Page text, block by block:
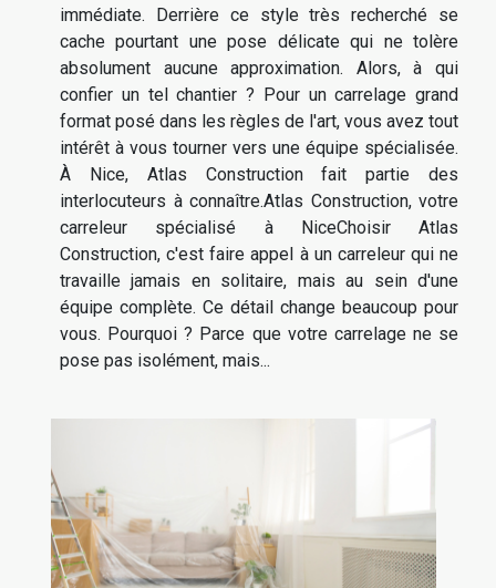
immédiate. Derrière ce style très recherché se
cache pourtant une pose délicate qui ne tolère
absolument aucune approximation. Alors, à qui
confier un tel chantier ? Pour un carrelage grand
format posé dans les règles de l'art, vous avez tout
intérêt à vous tourner vers une équipe spécialisée.
À Nice, Atlas Construction fait partie des
interlocuteurs à connaître.Atlas Construction, votre
carreleur spécialisé à NiceChoisir Atlas
Construction, c'est faire appel à un carreleur qui ne
travaille jamais en solitaire, mais au sein d'une
équipe complète. Ce détail change beaucoup pour
vous. Pourquoi ? Parce que votre carrelage ne se
pose pas isolément, mais...